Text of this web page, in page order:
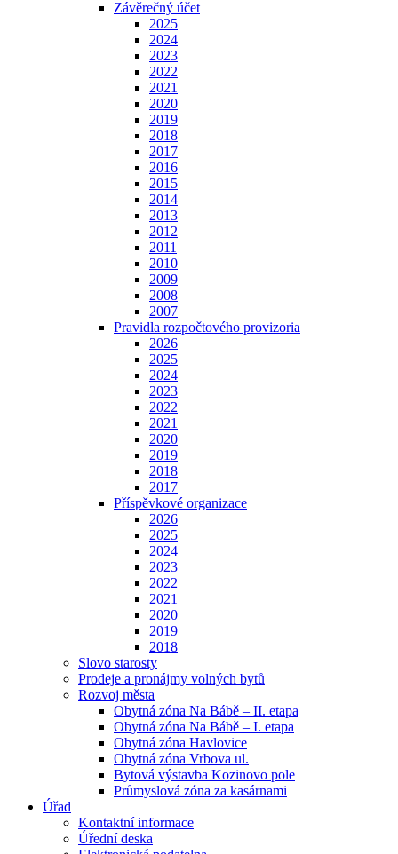
Závěrečný účet
2025
2024
2023
2022
2021
2020
2019
2018
2017
2016
2015
2014
2013
2012
2011
2010
2009
2008
2007
Pravidla rozpočtového provizoria
2026
2025
2024
2023
2022
2021
2020
2019
2018
2017
Příspěvkové organizace
2026
2025
2024
2023
2022
2021
2020
2019
2018
Slovo starosty
Prodeje a pronájmy volných bytů
Rozvoj města
Obytná zóna Na Bábě – II. etapa
Obytná zóna Na Bábě – I. etapa
Obytná zóna Havlovice
Obytná zóna Vrbova ul.
Bytová výstavba Kozinovo pole
Průmyslová zóna za kasárnami
Úřad
Kontaktní informace
Úřední deska